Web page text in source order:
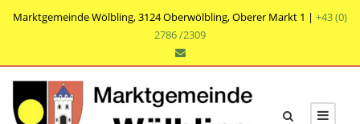
Marktgemeinde Wölbling, 3124 Oberwölbling, Oberer Markt 1 | +43 (0)
2786 /2309